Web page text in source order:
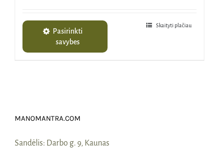
Pasirinkti
savybes
Skaityti plačiau
MANOMANTRA.COM
Sandėlis: Darbo g. 9, Kaunas